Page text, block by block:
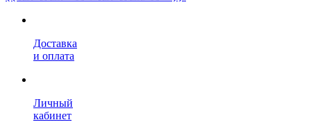
Доставка
и оплата
Личный
кабинет